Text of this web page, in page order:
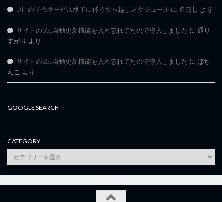
DTI の VPSサービス終了に伴う引っ越しスケジュール に 名無し より
サイトのSSL自動更新機能を入れ忘れてたので導入しました に 通り
すがり より
サイトのSSL自動更新機能を入れ忘れてたので導入しました に ぱち
んこ より
GOOGLE SEARCH
CATEGORY
category